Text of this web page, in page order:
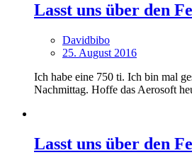
Lasst uns über den
Davidbibo
25. August 2016
Ich habe eine 750 ti. Ich bin mal
Nachmittag. Hoffe das Aerosoft
Lasst uns über den